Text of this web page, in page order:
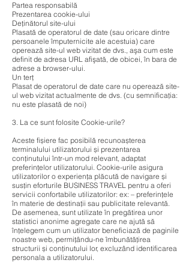
Partea responsabilă
Prezentarea cookie-ului
Deţinătorul site-ului
Plasată de operatorul de date (sau oricare dintre
persoanele împuternicite ale acestuia) care
operează site-ul web vizitat de dvs., aşa cum este
definit de adresa URL afişată, de obicei, în bara de
adrese a browser-ului.
Un terţ
Plasat de operatorul de date care nu operează site-
ul web vizitat actualmente de dvs. (cu semnificaţia:
nu este plasată de noi)
3. La ce sunt folosite Cookie-urile?
Aceste fișiere fac posibilă recunoașterea
terminalului utilizatorului și prezentarea
conținutului într-un mod relevant, adaptat
preferințelor utilizatorului. Cookie-urile asigura
utilizatorilor o experiența plăcută de navigare și
susțin eforturile BUSINESS TRAVEL pentru a oferi
servicii confortabile utilizatorilor: ex: – preferințele
în materie de destinații sau publicitate relevantă.
De asemenea, sunt utilizate în pregătirea unor
statistici anonime agregate care ne ajută să
înțelegem cum un utilizator beneficiază de paginile
noastre web, permițându-ne îmbunătățirea
structurii și conținutului lor, excluzând identificarea
personala a utilizatorului.